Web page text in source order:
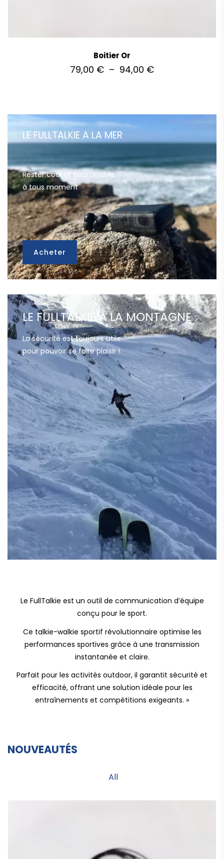
Boitier Or
79,00 € – 94,00 €
LE FULLTALKIE A LA MER
Rester cool et confortable
à tous moment
Acheter
LE FULLTALKIE A LA MONTAGNE
La sécurité est toujours utile
pour pouvoir se faire plaisir !
Le FullTalkie est un outil de communication d’équipe
conçu pour le sport.
Ce talkie-walkie sportif révolutionnaire optimise les
performances sportives grâce à une transmission
instantanée et claire.
Parfait pour les activités outdoor, il garantit sécurité et
efficacité, offrant une solution idéale pour les
entraînements et compétitions exigeants. »
NOUVEAUTÉS
All